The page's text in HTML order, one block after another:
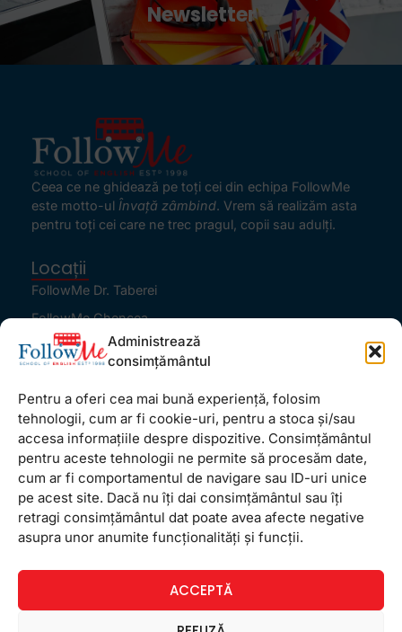
Administrează
consimțământul
Pentru a oferi cea mai bună experiență, folosim
tehnologii, cum ar fi cookie-uri, pentru a stoca și/sau
accesa informațiile despre dispozitive. Consimțământul
pentru aceste tehnologii ne permite să procesăm date,
cum ar fi comportamentul de navigare sau ID-uri unice
pe acest site. Dacă nu îți dai consimțământul sau îți
retragi consimțământul dat poate avea afecte negative
asupra unor anumite funcționalități și funcții.
ACCEPTĂ
Newsletter
Ceea ce ne ghidează pe toţi cei din echipa FollowMe
este motto-ul Învaţă zâmbind. Vrem să realizăm asta
pentru toţi cei care ne trec pragul, copii sau adulţi.
Locații
FollowMe Dr. Taberei
FollowMe Ghencea
FollowMe Titan
Informații Utile
Regulament FollowMe
Structură an școlar
Contact
Testimoniale
GDPR